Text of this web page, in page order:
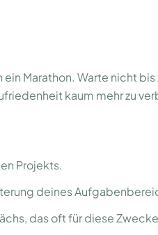
Marathon. Warte nicht
kaum mehr zu
Projekts.
deines
das oft für diese